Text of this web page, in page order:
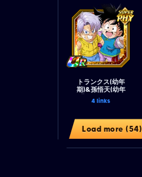
トランクス(幼年
期)&孫悟天(幼年
期)&マーロン
4 links
Load more (54)